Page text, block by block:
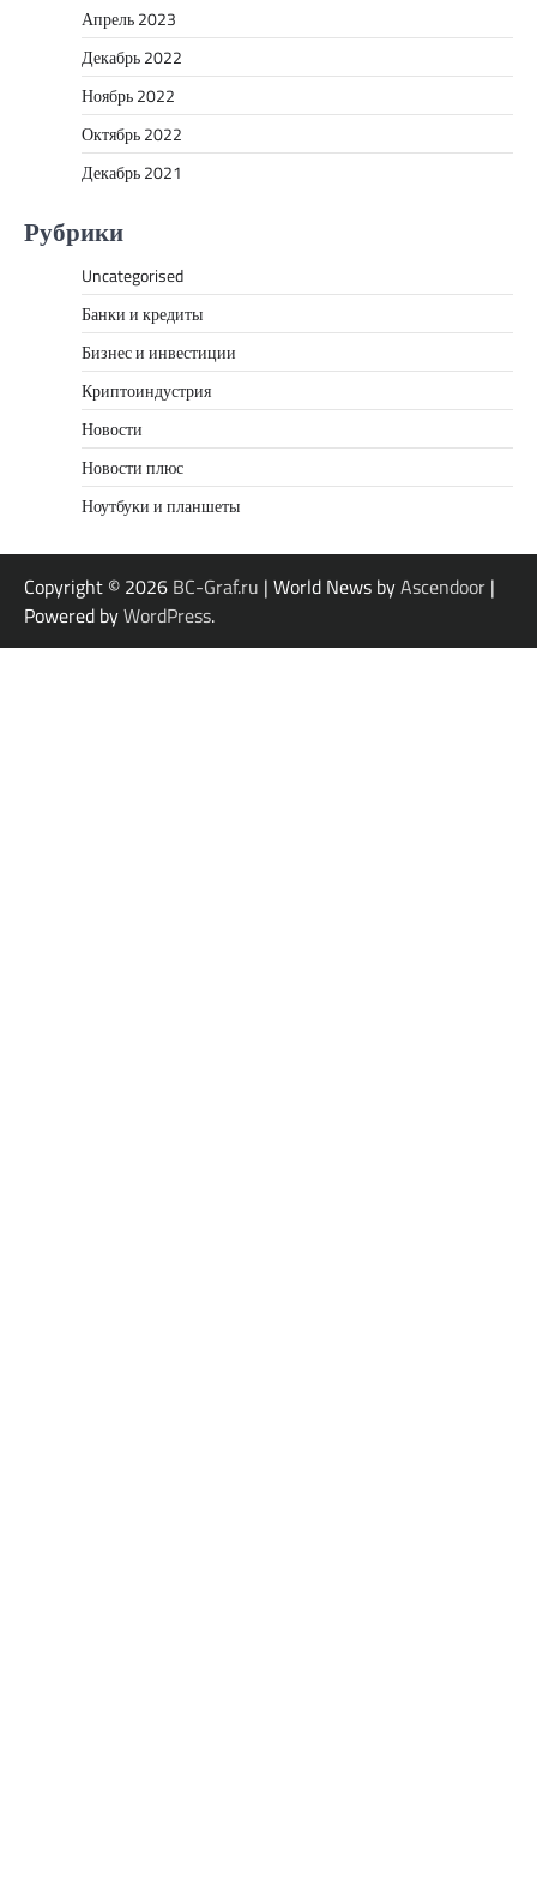
Апрель 2023
Декабрь 2022
Ноябрь 2022
Октябрь 2022
Декабрь 2021
Рубрики
Uncategorised
Банки и кредиты
Бизнес и инвестиции
Криптоиндустрия
Новости
Новости плюс
Ноутбуки и планшеты
Copyright © 2026 BC-Graf.ru | World News byAscendoor |
Powered byWordPress.